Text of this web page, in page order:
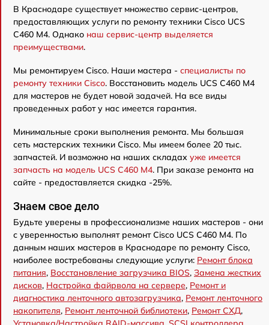
В Краснодаре существует множество сервис-центров,
предоставляющих услуги по ремонту техники Cisco UCS
C460 M4. Однако наш сервис-центр выделяется
преимуществами.
Мы ремонтируем Cisco. Наши мастера - специалисты по
ремонту техники Cisco. Восстановить модель UCS C460 M4
для мастеров не будет новой задачей. На все виды
проведенных работ у нас имеется гарантия.
Минимальные сроки выполнения ремонта. Мы большая
сеть мастерских техники Cisco. Мы имеем более 20 тыс.
запчастей. И возможно на наших складах уже имеется
запчасть на модель UCS C460 M4. При заказе ремонта на
сайте - предоставляется скидка -25%.
Знаем свое дело
Будьте уверены в профессионализме наших мастеров - они
с уверенностью выполнят ремонт Cisco UCS C460 M4. По
данным наших мастеров в Краснодаре по ремонту Cisco,
наиболее востребованы следующие услуги: Ремонт блока
питания, Восстановление загрузчика BIOS, Замена жестких
дисков, Настройка файрвола на сервере, Ремонт и
диагностика ленточного автозагрузчика, Ремонт ленточного
накопителя, Ремонт ленточной библиотеки, Ремонт СХД,